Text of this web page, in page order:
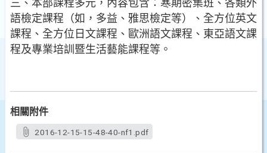
三、本部課程多元，內容包含：寒期密集班、各類外
語檢定課程（如，多益、雅思檢定等）、全方位英文
課程、全方位日文課程、歐洲語文課程、東亞語文課
程及專業培訓暨生活藝能課程等。
相關附件
2016-12-15-15-48-40-nf1.pdf